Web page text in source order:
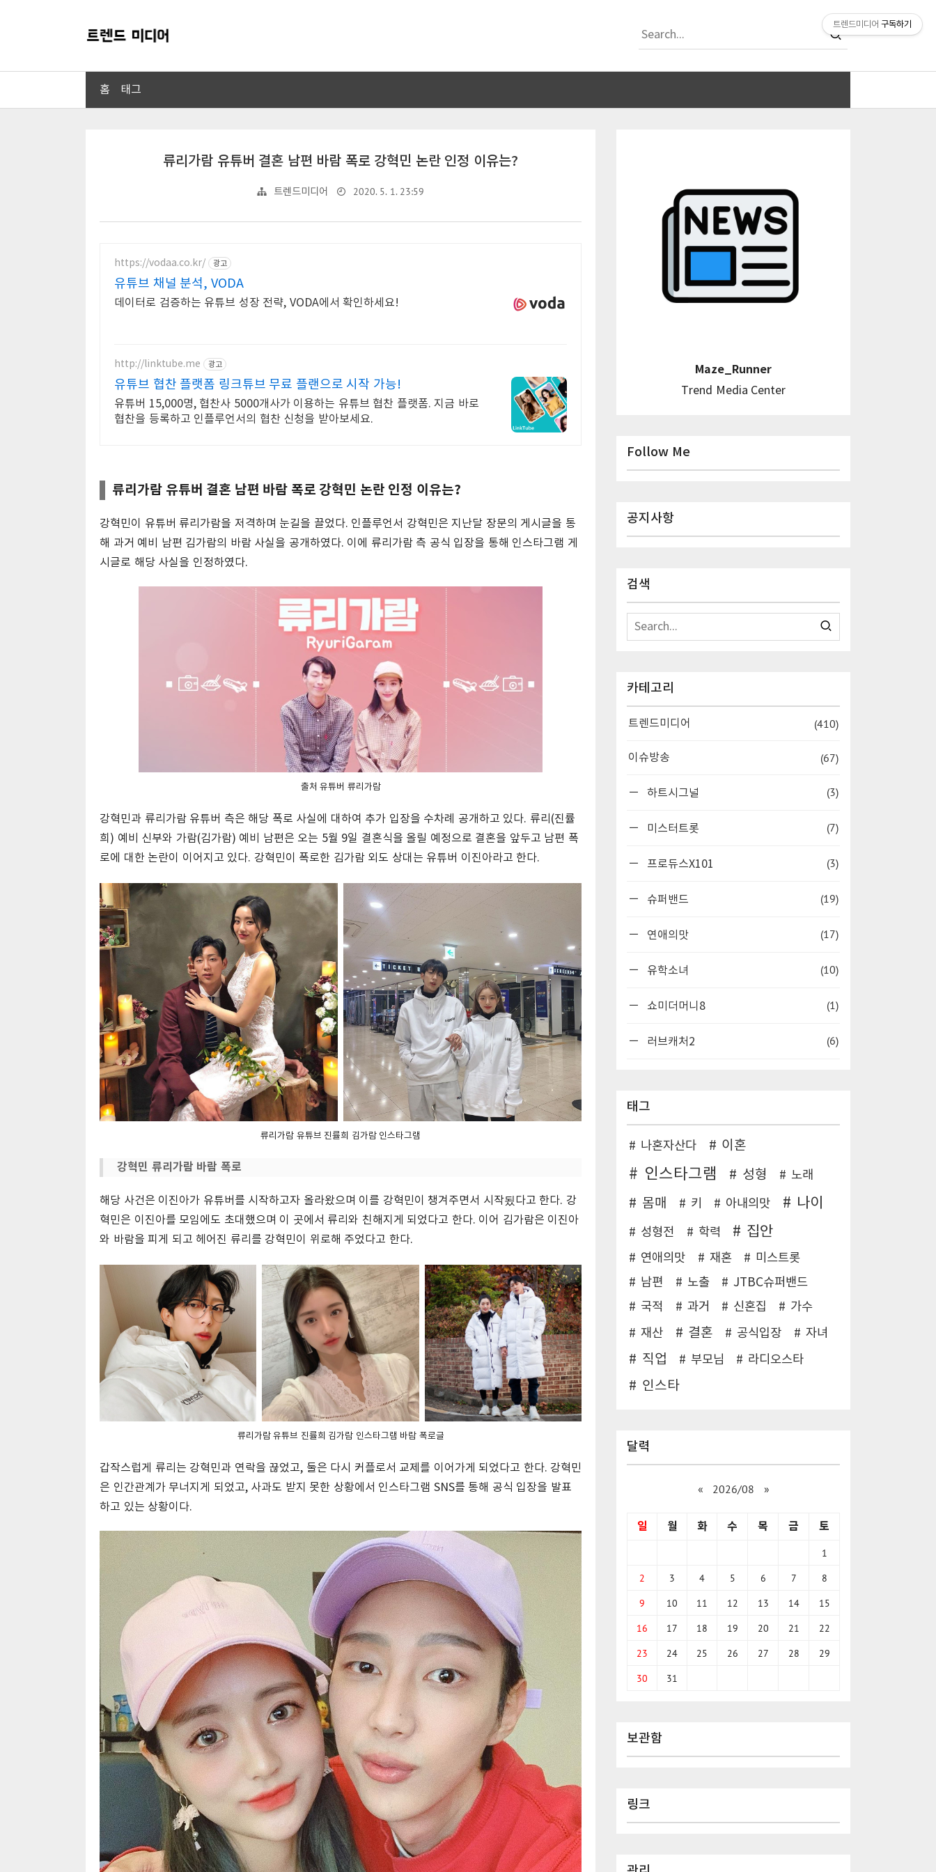
홈 태그
류리가람 유튜버 결혼 남편 바람 폭로 강혁민 논란 인정 이유는?
트렌드미디어 2020. 5. 1. 23:59
https://vodaa.co.kr/ 광고
유튜브 채널 분석, VODA
데이터로 검증하는 유튜브 성장 전략, VODA에서 확인하세요!
http://linktube.me 광고
유튜브 협찬 플랫폼 링크튜브 무료 플랜으로 시작 가능!
유튜버 15,000명, 협찬사 5000개사가 이용하는 유튜브 협찬 플랫폼. 지금 바로
협찬을 등록하고 인플루언서의 협찬 신청을 받아보세요.
류리가람 유튜버 결혼 남편 바람 폭로 강혁민 논란 인정 이유는?
강혁민이 유튜버 류리가람을 저격하며 눈길을 끌었다. 인플루언서 강혁민은 지난달 장문의 게시글을 통
해 과거 예비 남편 김가람의 바람 사실을 공개하였다. 이에 류리가람 측 공식 입장을 통해 인스타그램 게
시글로 해당 사실을 인정하였다.
출처 유튜버 류리가람
강혁민과 류리가람 유튜버 측은 해당 폭로 사실에 대하여 추가 입장을 수차례 공개하고 있다. 류리(진률
희) 예비 신부와 가람(김가람) 예비 남편은 오는 5월 9일 결혼식을 올릴 예정으로 결혼을 앞두고 남편 폭
로에 대한 논란이 이어지고 있다. 강혁민이 폭로한 김가람 외도 상대는 유튜버 이진아라고 한다.
류리가람 유튜브 진률희 김가람 인스타그램
강혁민 류리가람 바람 폭로
해당 사건은 이진아가 유튜버를 시작하고자 올라왔으며 이를 강혁민이 챙겨주면서 시작됬다고 한다. 강
혁민은 이진아를 모임에도 초대했으며 이 곳에서 류리와 친해지게 되었다고 한다. 이어 김가람은 이진아
와 바람을 피게 되고 헤어진 류리를 강혁민이 위로해 주었다고 한다.
류리가람 유튜브 진률희 김가람 인스타그램 바람 폭로글
갑작스럽게 류리는 강혁민과 연락을 끊었고, 둘은 다시 커플로서 교제를 이어가게 되었다고 한다. 강혁민
은 인간관계가 무너지게 되었고, 사과도 받지 못한 상황에서 인스타그램 SNS를 통해 공식 입장을 발표
하고 있는 상황이다.
Maze_Runner
Trend Media Center
Follow Me
공지사항
검색
카테고리
트렌드미디어 (410)
이슈방송 (67)
하트시그널 (3)
미스터트롯 (7)
프로듀스X101 (3)
슈퍼밴드 (19)
연애의맛 (17)
유학소녀 (10)
쇼미더머니8 (1)
러브캐처2 (6)
태그
나혼자산다 이혼
인스타그램 성형 노래
몸매 키 아내의맛 나이
성형전 학력 집안
연애의맛 재혼
미스트롯
남편
노출
JTBC슈퍼밴드
국적
과거 신혼집
가수
재산
결혼 공식입장 자녀
직업 부모님 라디오스타
인스타
달력
« 2026/08 »
일 월 화 수 목 금 토
1
2
3 4 5 6 7
8
9
10 11 12 13 14
15
16
17 18 19 20 21
22
23
24 25 26 27 28
29
30
31
보관함
링크
트렌드미디어 구독하기